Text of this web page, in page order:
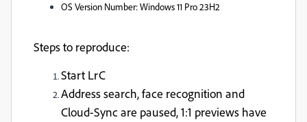
OS Version Number: Windows 11 Pro 23H2
Steps to reproduce:
Start LrC
Address search, face recognition and
Cloud-Sync are paused, 1:1 previews have